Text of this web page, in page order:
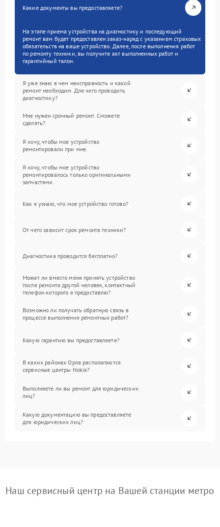
Какие документы вы предоставляете?
На этапе приема устройства на диагностику и последующий
ремонт вам будет предоставлен заказ-наряд с указанием страховых
обязательств на ваше устройство. Далее, после выполнения работ
по ремонту техники, вы получите акт выполненных работ и
гарантийный талон.
Я уже знаю в чем неисправность и какой
ремонт необходим. Для чего проводить
диагностику?
Мне нужен срочный ремонт. Сможете
сделать?
Я хочу, чтобы мое устройство
ремонтировали при мне.
Я хочу, чтобы мое устройство
ремонтировалось только оригинальными
запчастями.
Как я узнаю, что мое устройство готово?
От чего зависит срок ремонта техники?
Диагностика проводится бесплатно?
Может ли вместо меня принять устройство
после ремонта другой человек, контактный
телефон которого я предоставлю?
Возможно ли получать обратную связь в
процессе выполнения ремонтных работ?
Какую гарантию вы предоставляете?
В каких районах Орла располагаются
сервисные центры Nokia?
Выполняете ли вы ремонт для юридических
лиц?
Какую документацию вы предоставляете
для юридических лиц?
Наш сервисный центр на Вашей станции метро